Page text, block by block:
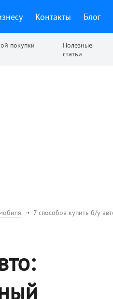
Контакты Блог
покупки
Полезные
статьи
7 способов купить б/у